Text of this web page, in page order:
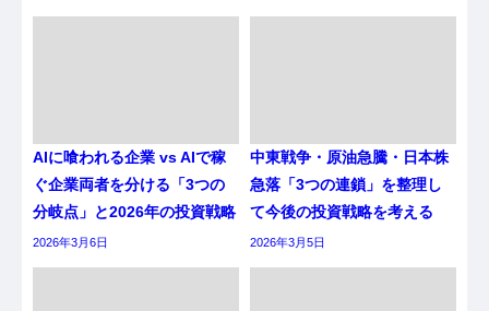
AIに喰われる企業 vs AIで稼
ぐ企業両者を分ける「3つの
分岐点」と2026年の投資戦略
2026年3月6日
中東戦争・原油急騰・日本株
急落「3つの連鎖」を整理し
て今後の投資戦略を考える
2026年3月5日